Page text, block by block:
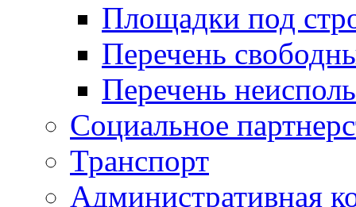
Площадки под
Перечень
Перечень
Социальное
Транспорт
Административная